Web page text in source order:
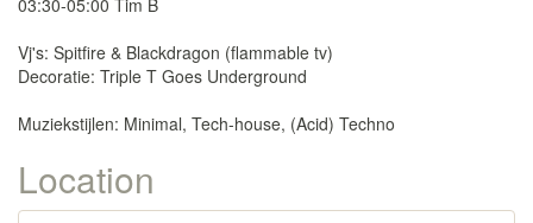
03:30-05:00 Tim B
Vj's: Spitfire & Blackdragon (flammable tv)
Decoratie: Triple T Goes Underground
Muziekstijlen: Minimal, Tech-house, (Acid) Techno
Location